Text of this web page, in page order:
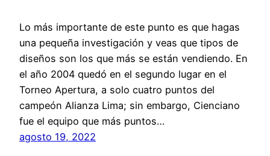
Lo más importante de este punto es que hagas
una pequeña investigación y veas que tipos de
diseños son los que más se están vendiendo. En
el año 2004 quedó en el segundo lugar en el
Torneo Apertura, a solo cuatro puntos del
campeón Alianza Lima; sin embargo, Cienciano
fue el equipo que más puntos…
agosto 19, 2022